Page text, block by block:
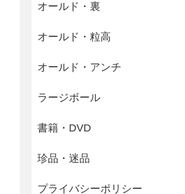
オールド・裏
オールド・粒高
オールド・アンチ
ラージボール
書籍・DVD
珍品・迷品
プライバシーポリシー